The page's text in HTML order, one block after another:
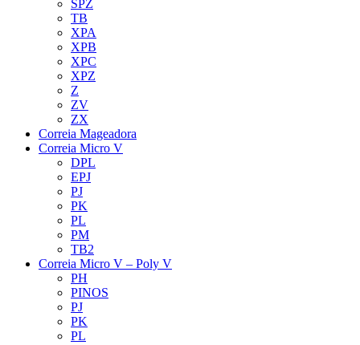
SPZ
TB
XPA
XPB
XPC
XPZ
Z
ZV
ZX
Correia Mageadora
Correia Micro V
DPL
EPJ
PJ
PK
PL
PM
TB2
Correia Micro V – Poly V
PH
PINOS
PJ
PK
PL